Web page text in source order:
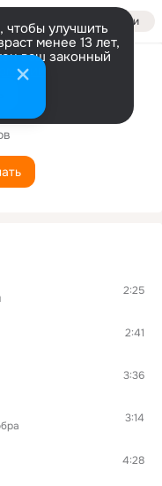
Войти
улучшить
менее 13 лет,
ваш законный
2:25
2:41
3:36
3:14
4:28